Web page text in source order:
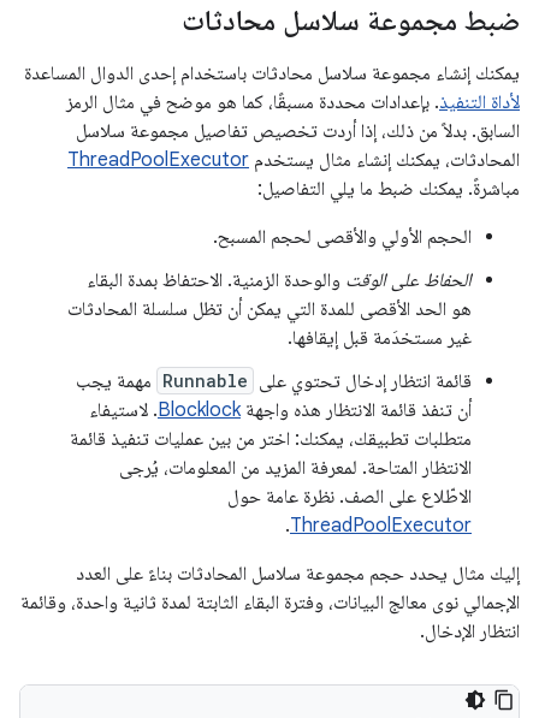
ضبط مجموعة سلاسل محادثات
يمكنك إنشاء مجموعة سلاسل محادثات باستخدام إحدى الدوال المساعدة
لأداة التنفيذ. بإعدادات محددة مسبقًا، كما هو موضح في مثال الرمز
السابق. بدلاً من ذلك، إذا أردت تخصيص تفاصيل مجموعة سلاسل
المحادثات، يمكنك إنشاء مثال يستخدم ThreadPoolExecutor
مباشرةً. يمكنك ضبط ما يلي التفاصيل:
الحجم الأولي والأقصى لحجم المسبح.
الحفاظ على الوقت والوحدة الزمنية. الاحتفاظ بمدة البقاء
هو الحد الأقصى للمدة التي يمكن أن تظل سلسلة المحادثات
غير مستخدَمة قبل إيقافها.
قائمة انتظار إدخال تحتوي على Runnable مهمة يجب
أن تنفذ قائمة الانتظار هذه واجهةBlocklock. لاستيفاء
متطلبات تطبيقك، يمكنك: اختر من بين عمليات تنفيذ قائمة
الانتظار المتاحة. لمعرفة المزيد من المعلومات، يُرجى
الاطّلاع على الصف. نظرة عامة حول
ThreadPoolExecutor
.
إليك مثال يحدد حجم مجموعة سلاسل المحادثات بناءً على العدد
الإجمالي نوى معالج البيانات، وفترة البقاء الثابتة لمدة ثانية واحدة، وقائمة
انتظار الإدخال.